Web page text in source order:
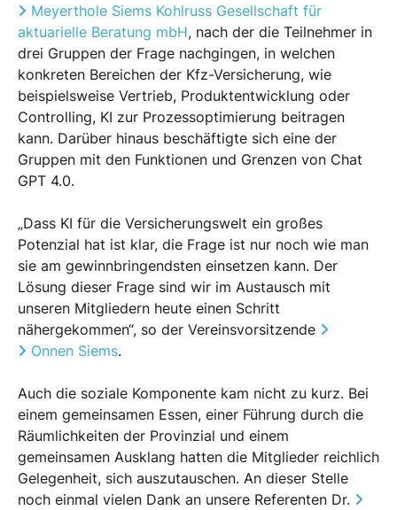
Meyerthole Siems Kohlruss Gesellschaft für
aktuarielle Beratung mbH, nach der die Teilnehmer in
drei Gruppen der Frage nachgingen, in welchen
konkreten Bereichen der Kfz-Versicherung, wie
beispielsweise Vertrieb, Produktentwicklung oder
Controlling, KI zur Prozessoptimierung beitragen
kann. Darüber hinaus beschäftigte sich eine der
Gruppen mit den Funktionen und Grenzen von Chat
GPT 4.0.
„Dass KI für die Versicherungswelt ein großes
Potenzial hat ist klar, die Frage ist nur noch wie man
sie am gewinnbringendsten einsetzen kann. Der
Lösung dieser Frage sind wir im Austausch mit
unseren Mitgliedern heute einen Schritt
nähergekommen“, so der Vereinsvorsitzende
Onnen Siems.
Auch die soziale Komponente kam nicht zu kurz. Bei
einem gemeinsamen Essen, einer Führung durch die
Räumlichkeiten der Provinzial und einem
gemeinsamen Ausklang hatten die Mitglieder reichlich
Gelegenheit, sich auszutauschen. An dieser Stelle
noch einmal vielen Dank an unsere Referenten Dr.